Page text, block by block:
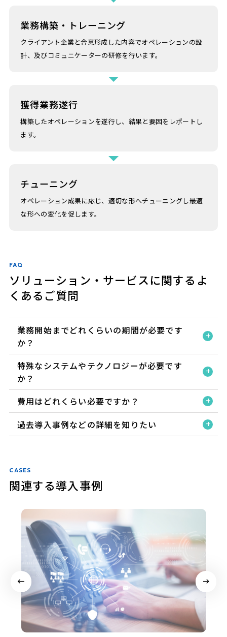
業務構築・トレーニング
クライアント企業と合意形成した内容でオペレーションの設
計、及びコミュニケーターの研修を行います。
獲得業務遂行
構築したオペレーションを遂行し、結果と要因をレポートし
ます。
チューニング
オペレーション成果に応じ、適切な形へチューニングし最適
な形への変化を促します。
FAQ
ソリューション・サービスに関するよ
くあるご質問
業務開始までどれくらいの期間が必要です
か？
特殊なシステムやテクノロジーが必要です
か？
費用はどれくらい必要ですか？
過去導入事例などの詳細を知りたい
CASES
関連する導入事例